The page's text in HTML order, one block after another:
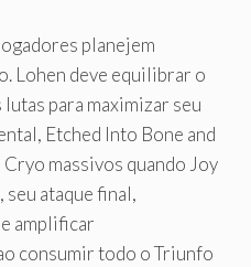
planejem
Lohen deve equilibrar o
para maximizar seu
Etched Into Bone and
massivos quando Joy
seu ataque final,
amplificar
consumir todo o Triunfo